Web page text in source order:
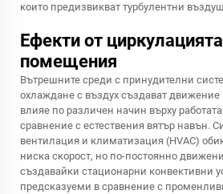
които предизвикват турбулентни
Ефекти от
помещения
Вътрешните среди с принудителни
охлаждане с въздух създават движение
влияе по различен начин върху
сравнение с естествения вятър навън.
вентилация и климатизация (HVAC)
ниска скорост, но по-постоянно
създавайки стационарни конвективни
предсказуеми в сравнение с